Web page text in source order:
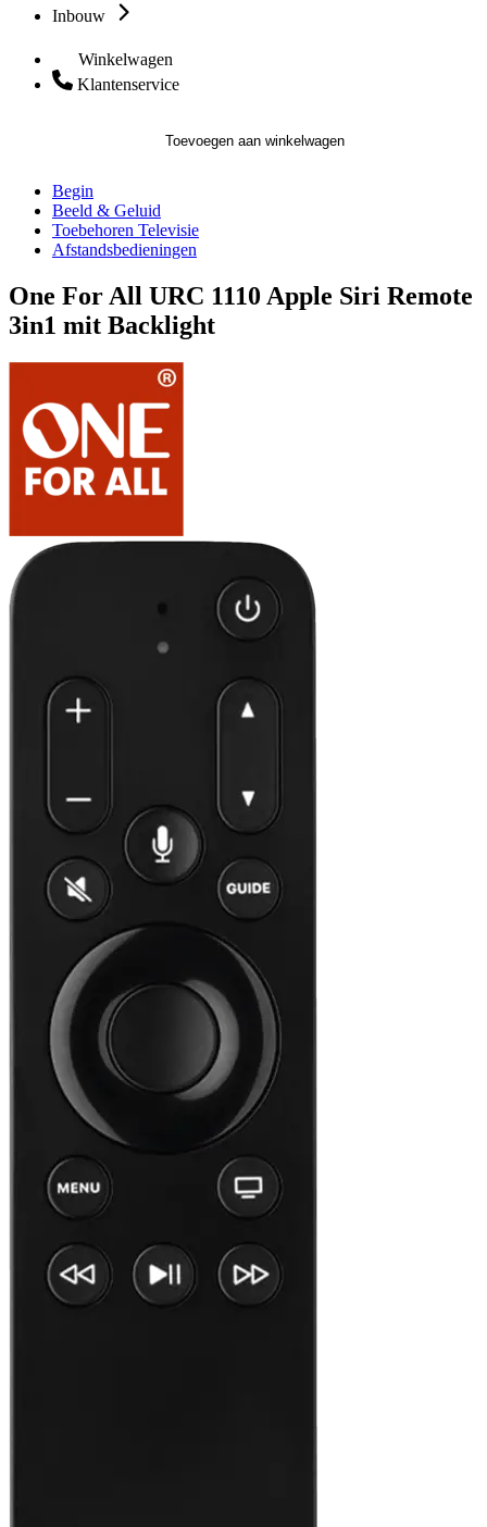
Inbouw
Winkelwagen
Klantenservice
Toevoegen aan winkelwagen
Begin
Beeld & Geluid
Toebehoren Televisie
Afstandsbedieningen
One For All URC 1110 Apple Siri Remote
3in1 mit Backlight